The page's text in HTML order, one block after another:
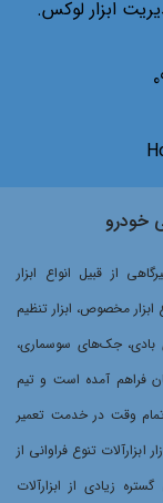
ابزار لوکس.
خودرو
از قبیل انواع ابزار
ابزار مخصوص، ابزار تنظیم
بادی، جک‌های سوسماری،
فراهم آمده است و تیم
وقت در خدمت تعمیر
ابزارآلات تنوع فراوانی از
زیادی از ابزارآلات